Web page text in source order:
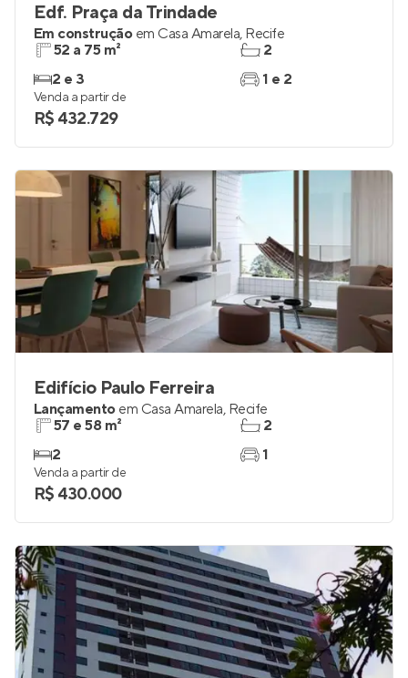
Edf. Praça da Trindade
Em construção em Casa Amarela, Recife
52 a 75 m²
2 e 3
2
1 e 2
Venda a partir de
R$ 432.729
Edifício Paulo Ferreira
Lançamento em Casa Amarela, Recife
57 e 58 m²
2
2
1
Venda a partir de
R$ 430.000